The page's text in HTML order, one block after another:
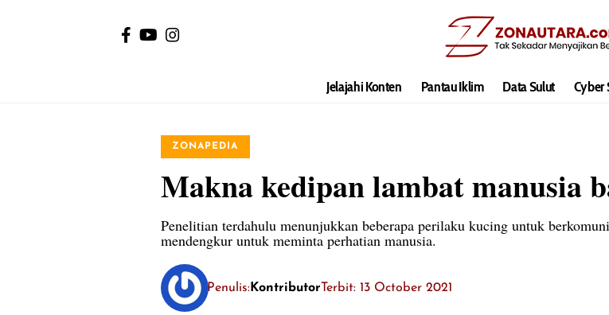
Jelajahi Konten Pantau Iklim Data Sulut Cyber
ZONAPEDIA
Makna kedipan lambat manusia
Penelitian terdahulu menunjukkan beberapa perilaku kucing untuk
mendengkur untuk meminta perhatian manusia.
Penulis:Kontributor Terbit: 13 October 2021